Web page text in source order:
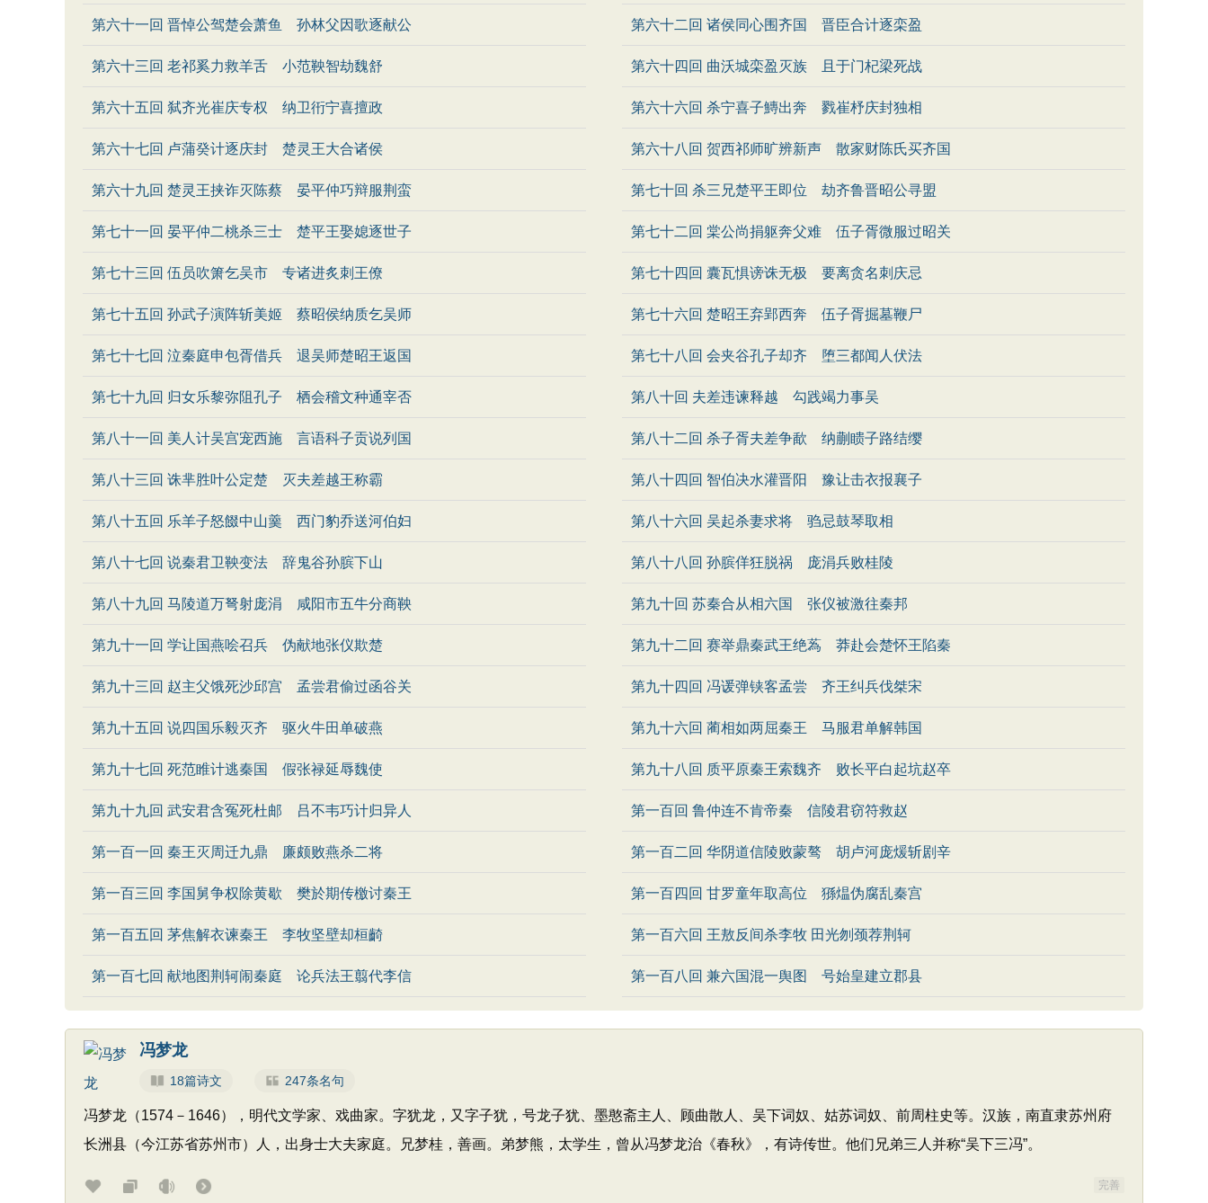
第六十一回 晋悼公驾楚会萧鱼 孙林父因歌逐献公 第六十二回 诸侯同心围齐国 晋臣合计逐栾盈
第六十三回 老祁奚力救羊舌 小范鞅智劫魏舒 第六十四回 曲沃城栾盈灭族 且于门杞梁死战
第六十五回 弑齐光崔庆专权 纳卫衎宁喜擅政 第六十六回 杀宁喜子鱄出奔 戮崔杼庆封独相
第六十七回 卢蒲癸计逐庆封 楚灵王大合诸侯 第六十八回 贺西祁师旷辨新声 散家财陈氏买齐国
第六十九回 楚灵王挟诈灭陈蔡 晏平仲巧辩服荆蛮 第七十回 杀三兄楚平王即位 劫齐鲁晋昭公寻盟
第七十一回 晏平仲二桃杀三士 楚平王娶媳逐世子 第七十二回 棠公尚捐躯奔父难 伍子胥微服过昭关
第七十三回 伍员吹箫乞吴市 专诸进炙刺王僚 第七十四回 囊瓦惧谤诛无极 要离贪名刺庆忌
第七十五回 孙武子演阵斩美姬 蔡昭侯纳质乞吴师 第七十六回 楚昭王弃郢西奔 伍子胥掘墓鞭尸
第七十七回 泣秦庭申包胥借兵 退吴师楚昭王返国 第七十八回 会夹谷孔子却齐 堕三都闻人伏法
第七十九回 归女乐黎弥阻孔子 栖会稽文种通宰否 第八十回 夫差违谏释越 勾践竭力事吴
第八十一回 美人计吴宫宠西施 言语科子贡说列国 第八十二回 杀子胥夫差争歃 纳蒯瞆子路结缨
第八十三回 诛芈胜叶公定楚 灭夫差越王称霸 第八十四回 智伯决水灌晋阳 豫让击衣报襄子
第八十五回 乐羊子怒餟中山羹 西门豹乔送河伯妇 第八十六回 吴起杀妻求将 驺忌鼓琴取相
第八十七回 说秦君卫鞅变法 辞鬼谷孙膑下山 第八十八回 孙膑佯狂脱祸 庞涓兵败桂陵
第八十九回 马陵道万弩射庞涓 咸阳市五牛分商鞅 第九十回 苏秦合从相六国 张仪被激往秦邦
第九十一回 学让国燕哙召兵 伪献地张仪欺楚 第九十二回 赛举鼎秦武王绝蒍 莽赴会楚怀王陷秦
第九十三回 赵主父饿死沙邱宫 孟尝君偷过函谷关 第九十四回 冯谖弹铗客孟尝 齐王纠兵伐桀宋
第九十五回 说四国乐毅灭齐 驱火牛田单破燕 第九十六回 蔺相如两屈秦王 马服君单解韩国
第九十七回 死范睢计逃秦国 假张禄延辱魏使 第九十八回 质平原秦王索魏齐 败长平白起坑赵卒
第九十九回 武安君含冤死杜邮 吕不韦巧计归异人 第一百回 鲁仲连不肯帝秦 信陵君窃符救赵
第一百一回 秦王灭周迁九鼎 廉颇败燕杀二将 第一百二回 华阴道信陵败蒙骜 胡卢河庞煖斩剧辛
第一百三回 李国舅争权除黄歇 樊於期传檄讨秦王 第一百四回 甘罗童年取高位 猻煴伪腐乱秦宫
第一百五回 茅焦解衣谏秦王 李牧坚壁却桓齮 第一百六回 王敖反间杀李牧 田光刎颈荐荆轲
第一百七回 献地图荆轲闹秦庭 论兵法王翦代李信 第一百八回 兼六国混一舆图 号始皇建立郡县
冯梦龙
18篇诗文 247条名句
冯梦龙（1574－1646），明代文学家、戏曲家。字犹龙，又字子犹，号龙子犹、墨憨斋主人、顾曲散人、吴下词奴、姑苏词奴、前周柱史等。汉族，南直隶苏州府
长洲县（今江苏省苏州市）人，出身士大夫家庭。兄梦桂，善画。弟梦熊，太学生，曾从冯梦龙治《春秋》，有诗传世。他们兄弟三人并称“吴下三冯”。
完善